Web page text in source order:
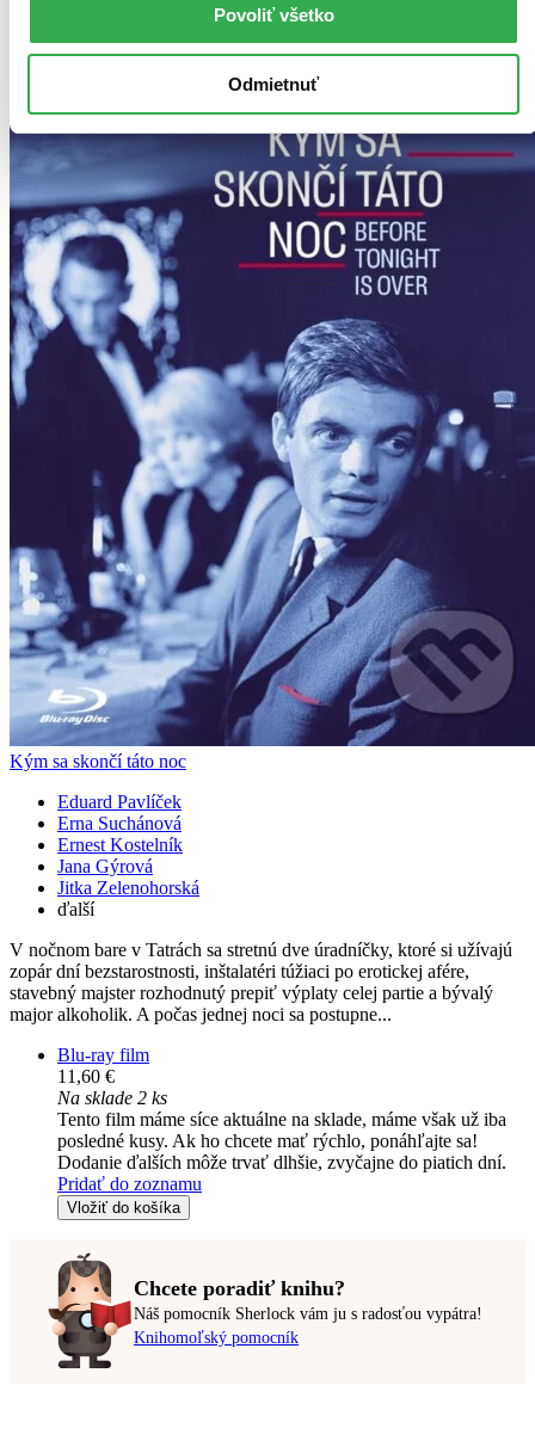
Povoliť všetko
Odmietnuť
Dodanie ďalších môže trvať dlhšie, zvyčajne do piatich dní.
Vložiť do košíka
Kým sa skončí táto noc
Eduard Pavlíček
Erna Suchánová
Ernest Kostelník
Jana Gýrová
Jitka Zelenohorská
ďalší
V nočnom bare v Tatrách sa stretnú dve úradníčky, ktoré si užívajú
zopár dní bezstarostnosti, inštalatéri túžiaci po erotickej afére,
stavebný majster rozhodnutý prepiť výplaty celej partie a bývalý
major alkoholik. A počas jednej noci sa postupne...
Blu-ray film
11,60 €
Na sklade 2 ks
Tento film máme síce aktuálne na sklade, máme však už iba
posledné kusy. Ak ho chcete mať rýchlo, ponáhľajte sa!
Dodanie ďalších môže trvať dlhšie, zvyčajne do piatich dní.
Pridať do zoznamu
Vložiť do košíka
Chcete poradiť knihu?
Náš pomocník Sherlock vám ju s radosťou vypátra!
Knihomoľský pomocník